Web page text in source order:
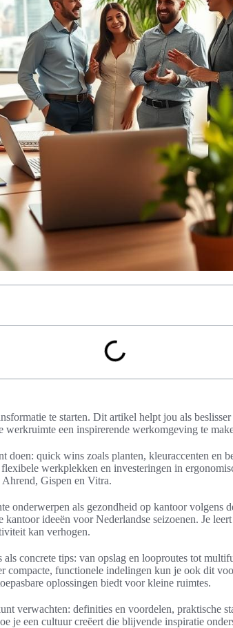
te starten. Dit artikel helpt jou als
werkruimte een inspirerende werkomgeving te
doen: quick wins zoals planten, kleuraccenten en
werkplekken en investeringen in
Gispen en Vitra.
onderwerpen als gezondheid op kantoor volgens
ideeën voor Nederlandse seizoenen. Je
kan verhogen.
concrete tips: van opslag en looproutes tot
compacte, functionele indelingen kun je ook dit
oplossingen biedt voor kleine ruimtes.
verwachten: definities en voordelen, praktische
je een cultuur creëert die blijvende inspiratie